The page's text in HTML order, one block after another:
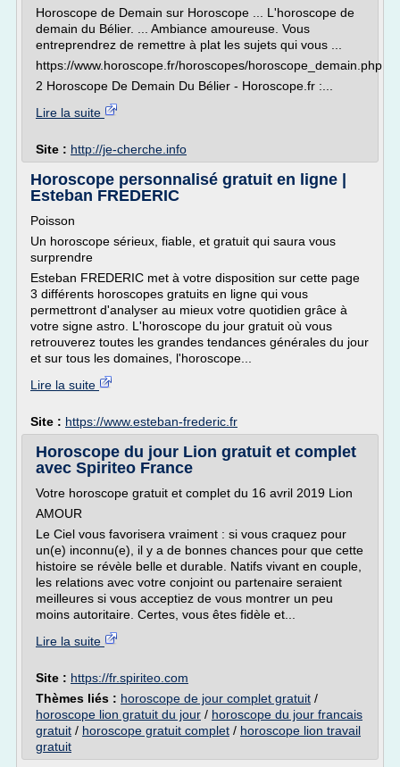
Horoscope de Demain sur Horoscope ... L'horoscope de
demain du Bélier. ... Ambiance amoureuse. Vous
entreprendrez de remettre à plat les sujets qui vous ...
https://www.horoscope.fr/horoscopes/horoscope_demain.php
2 Horoscope De Demain Du Bélier - Horoscope.fr :...
Lire la suite
Site : http://je-cherche.info
Horoscope personnalisé gratuit en ligne |
Esteban FREDERIC
Poisson
Un horoscope sérieux, fiable, et gratuit qui saura vous
surprendre
Esteban FREDERIC met à votre disposition sur cette page
3 différents horoscopes gratuits en ligne qui vous
permettront d'analyser au mieux votre quotidien grâce à
votre signe astro. L'horoscope du jour gratuit où vous
retrouverez toutes les grandes tendances générales du jour
et sur tous les domaines, l'horoscope...
Lire la suite
Site : https://www.esteban-frederic.fr
Horoscope du jour Lion gratuit et complet
avec Spiriteo France
Votre horoscope gratuit et complet du 16 avril 2019 Lion
AMOUR
Le Ciel vous favorisera vraiment : si vous craquez pour
un(e) inconnu(e), il y a de bonnes chances pour que cette
histoire se révèle belle et durable. Natifs vivant en couple,
les relations avec votre conjoint ou partenaire seraient
meilleures si vous acceptiez de vous montrer un peu
moins autoritaire. Certes, vous êtes fidèle et...
Lire la suite
Site : https://fr.spiriteo.com
Thèmes liés : horoscope de jour complet gratuit /
horoscope lion gratuit du jour / horoscope du jour francais
gratuit / horoscope gratuit complet / horoscope lion travail
gratuit